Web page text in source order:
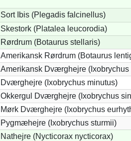
Sort Ibis (Plegadis falcinellus)
Skestork (Platalea leucorodia)
Rørdrum (Botaurus stellaris)
Amerikansk Rørdrum (Botaurus
Amerikansk Dværghejre (Ixobrychus
Dværghejre (Ixobrychus minutus)
Okkergul Dværghejre (Ixobrychus
Mørk Dværghejre (Ixobrychus
Pygmæhejre (Ixobrychus sturmii)
Nathejre (Nycticorax nycticorax)